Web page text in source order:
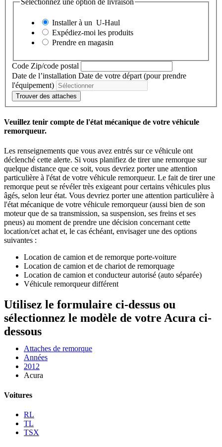
Sélectionnez une option de livraison
Installer à un U-Haul
Expédiez-moi les produits
Prendre en magasin
Code Zip/code postal
Date de l’installation Date de votre départ (pour prendre
l'équipement)
Trouver des attaches
Veuillez tenir compte de l'état mécanique de votre véhicule
remorqueur.
Les renseignements que vous avez entrés sur ce véhicule ont
déclenché cette alerte. Si vous planifiez de tirer une remorque sur
quelque distance que ce soit, vous devriez porter une attention
particulière à l'état de votre véhicule remorqueur. Le fait de tirer une
remorque peut se révéler très exigeant pour certains véhicules plus
âgés, selon leur état. Vous devriez porter une attention particulière à
l'état mécanique de votre véhicule remorqueur (aussi bien de son
moteur que de sa transmission, sa suspension, ses freins et ses
pneus) au moment de prendre une décision concernant cette
location/cet achat et, le cas échéant, envisager une des options
suivantes :
Location de camion et de remorque porte-voiture
Location de camion et de chariot de remorquage
Location de camion et conducteur autorisé (auto séparée)
Véhicule remorqueur différent
Utilisez le formulaire ci-dessus ou
sélectionnez le modèle de votre Acura ci-
dessous
Attaches de remorque
Années
2012
Acura
Voitures
RL
TL
TSX